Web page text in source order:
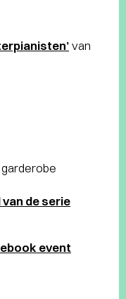
van
de serie
event